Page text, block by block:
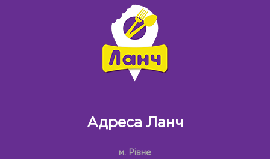
Адреса Ланч
м. Рівне